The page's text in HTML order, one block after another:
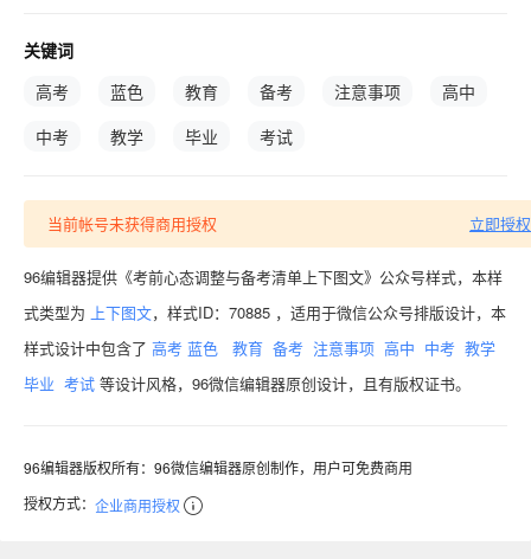
关键词
高考
蓝色 教育 备考 注意事项
高中
中考
教学 毕业 考试
当前帐号未获得商用授权 立即授权
96编辑器提供《考前心态调整与备考清单上下图文》公众号样式，本样
式类型为 上下图文，样式ID：70885 ，适用于微信公众号排版设计，本
样式设计中包含了 高考 蓝色 教育 备考 注意事项 高中 中考 教学
毕业 考试 等设计风格，96微信编辑器原创设计，且有版权证书。
96编辑器版权所有：96微信编辑器原创制作，用户可免费商用
授权方式： 企业商用授权